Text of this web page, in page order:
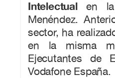
Intelectualen la
Menéndez.
sector, ha
en la misma
Ejecutantes de
Vodafone España.